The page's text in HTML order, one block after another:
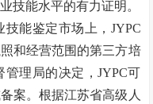
技能水平的有力证明。
能鉴定市场上， JYPC
和经营范围的第三方培
理局的决定，JYPC可
案。根据江苏省高级人